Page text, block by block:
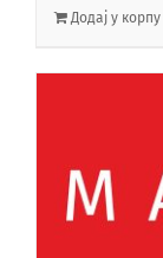
Додај у корпу